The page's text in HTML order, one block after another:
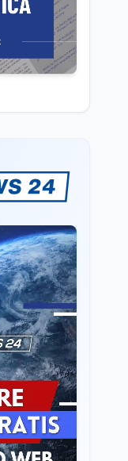
per la
2025
ISTAT
lauree e
le
cambia
Italia
il
per la